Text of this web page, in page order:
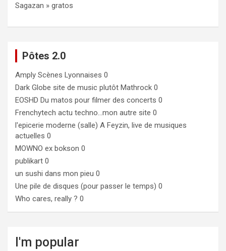
Sagazan » gratos
Pôtes 2.0
Amply Scènes Lyonnaises 0
Dark Globe site de music plutôt Mathrock 0
EOSHD Du matos pour filmer des concerts 0
Frenchytech actu techno…mon autre site 0
l'epicerie moderne (salle) A Feyzin, live de musiques
actuelles 0
MOWNO ex bokson 0
publikart 0
un sushi dans mon pieu 0
Une pile de disques (pour passer le temps) 0
Who cares, really ? 0
I'm popular